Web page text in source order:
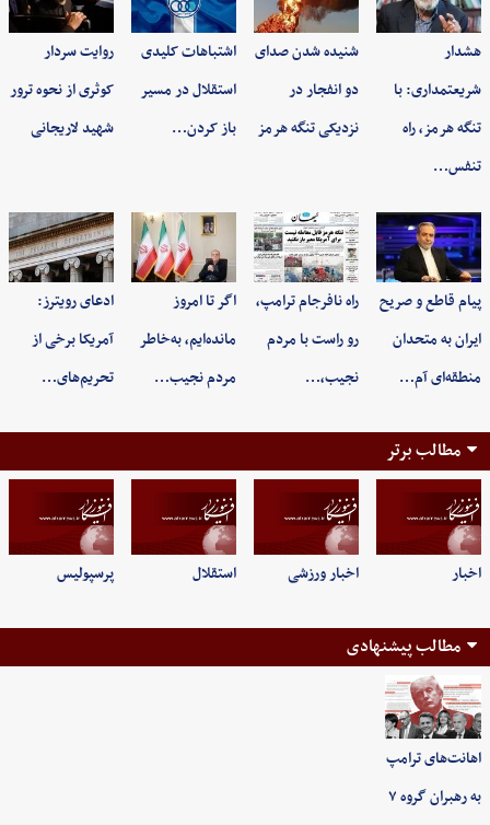
هشدار
شریعتمداری: با
تنگه هرمز، راه
تنفس…
شنیده شدن صدای
دو انفجار در
نزدیکی تنگه هرمز
اشتباهات کلیدی
استقلال در مسیر
باز کردن…
روایت سردار
کوثری از نحوه ترور
شهید لاریجانی
پیام قاطع و صریح
ایران به متحدان
منطقه‌ای آم…
راه نافرجام ترامپ،
رو راست با مردم
نجیب،…
اگر تا امروز
مانده‌ایم، به‌خاطر
مردم نجیب…
ادعای رویترز:
آمریکا برخی از
تحریم‌های…
مطالب برتر
اخبار اخبار ورزشی استقلال پرسپولیس
مطالب پیشنهادی
اهانت‌های ترامپ
به رهبران گروه ۷